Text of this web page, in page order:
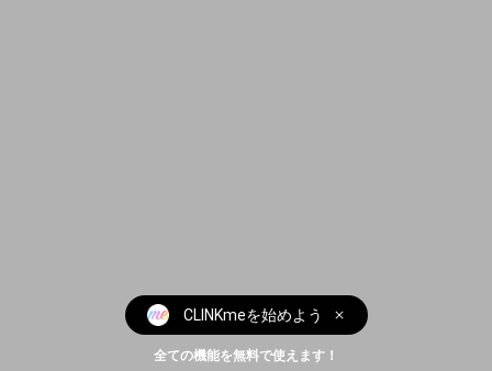
CLINKmeを始めよう
全ての機能を無料で使えます！